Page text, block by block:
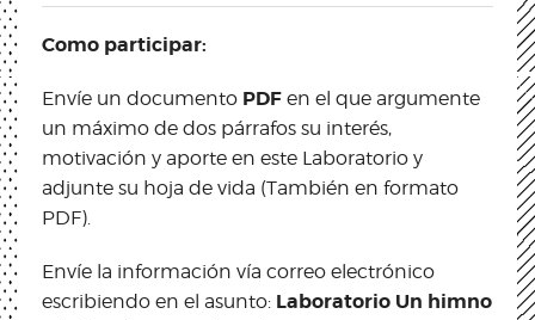
Como participar:
Envíe un documento PDF en el que argumente
un máximo de dos párrafos su interés,
motivación y aporte en este Laboratorio y
adjunte su hoja de vida (También en formato
PDF).
Envíe la información vía correo electrónico
escribiendo en el asunto: Laboratorio Un himno